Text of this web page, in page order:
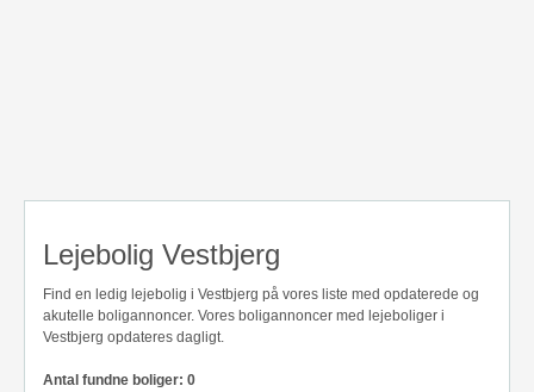
Lejebolig Vestbjerg
Find en ledig lejebolig i Vestbjerg på vores liste med opdaterede og
akutelle boligannoncer. Vores boligannoncer med lejeboliger i
Vestbjerg opdateres dagligt.
Antal fundne boliger: 0